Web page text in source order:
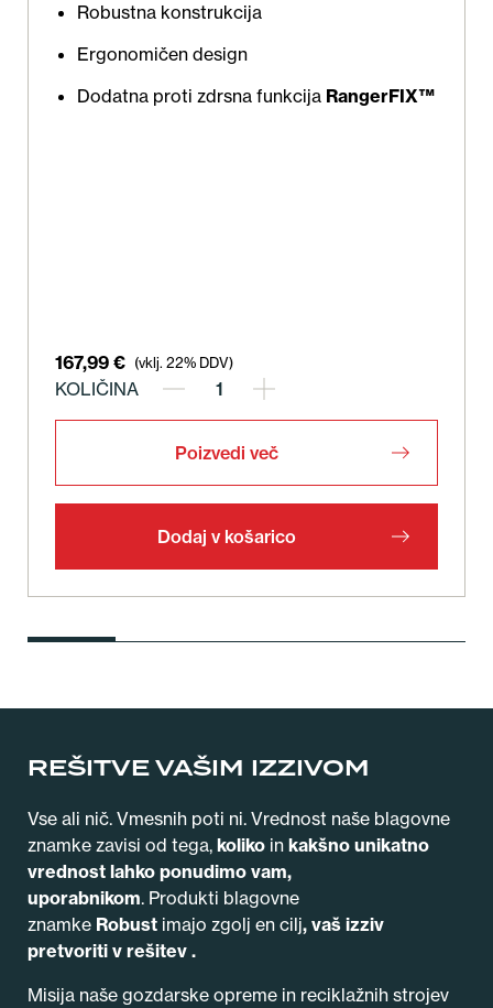
Robustna konstrukcija
Ergonomičen design
Dodatna proti zdrsna funkcija RangerFIX™
167,99 € (vklj. 22% DDV)
KOLIČINA
Poizvedi več
Dodaj v košarico
REŠITVE VAŠIM IZZIVOM
Vse ali nič. Vmesnih poti ni. Vrednost naše blagovne
znamke zavisi od tega, koliko in kakšno unikatno
vrednost lahko ponudimo vam,
uporabnikom. Produkti blagovne
znamke Robust imajo zgolj en cilj, vaš izziv
pretvoriti v rešitev .
Misija naše gozdarske opreme in reciklažnih strojev